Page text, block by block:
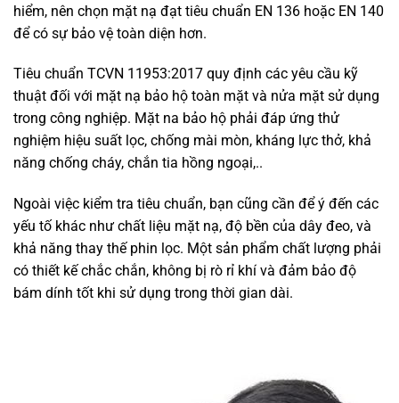
hiểm, nên chọn mặt nạ đạt tiêu chuẩn EN 136 hoặc EN 140
để có sự bảo vệ toàn diện hơn.
Tiêu chuẩn TCVN 11953:2017 quy định các yêu cầu kỹ
thuật đối với mặt nạ bảo hộ toàn mặt và nửa mặt sử dụng
trong công nghiệp. Mặt na bảo hộ phải đáp ứng thử
nghiệm hiệu suất lọc, chống mài mòn, kháng lực thở, khả
năng chống cháy, chắn tia hồng ngoại,..
Ngoài việc kiểm tra tiêu chuẩn, bạn cũng cần để ý đến các
yếu tố khác như chất liệu mặt nạ, độ bền của dây đeo, và
khả năng thay thế phin lọc. Một sản phẩm chất lượng phải
có thiết kế chắc chắn, không bị rò rỉ khí và đảm bảo độ
bám dính tốt khi sử dụng trong thời gian dài.